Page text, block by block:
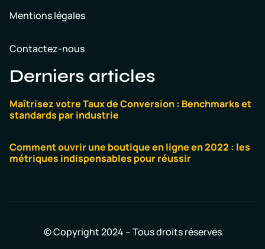
Mentions légales
Contactez-nous
Derniers articles
Maîtrisez votre Taux de Conversion : Benchmarks et
standards par industrie
Comment ouvrir une boutique en ligne en 2022 : les
métriques indispensables pour réussir
© Copyright 2024 – Tous droits réservés